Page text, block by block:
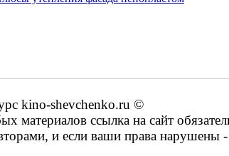
kino-shevchenko.ru ©
материалов ссылка на сайт
и если ваши права нарушены